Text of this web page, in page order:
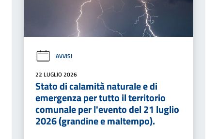
AVVISI
22 LUGLIO 2026
Stato di calamità naturale e di
emergenza per tutto il territorio
comunale per l'evento del 21 luglio
2026 (grandine e maltempo).